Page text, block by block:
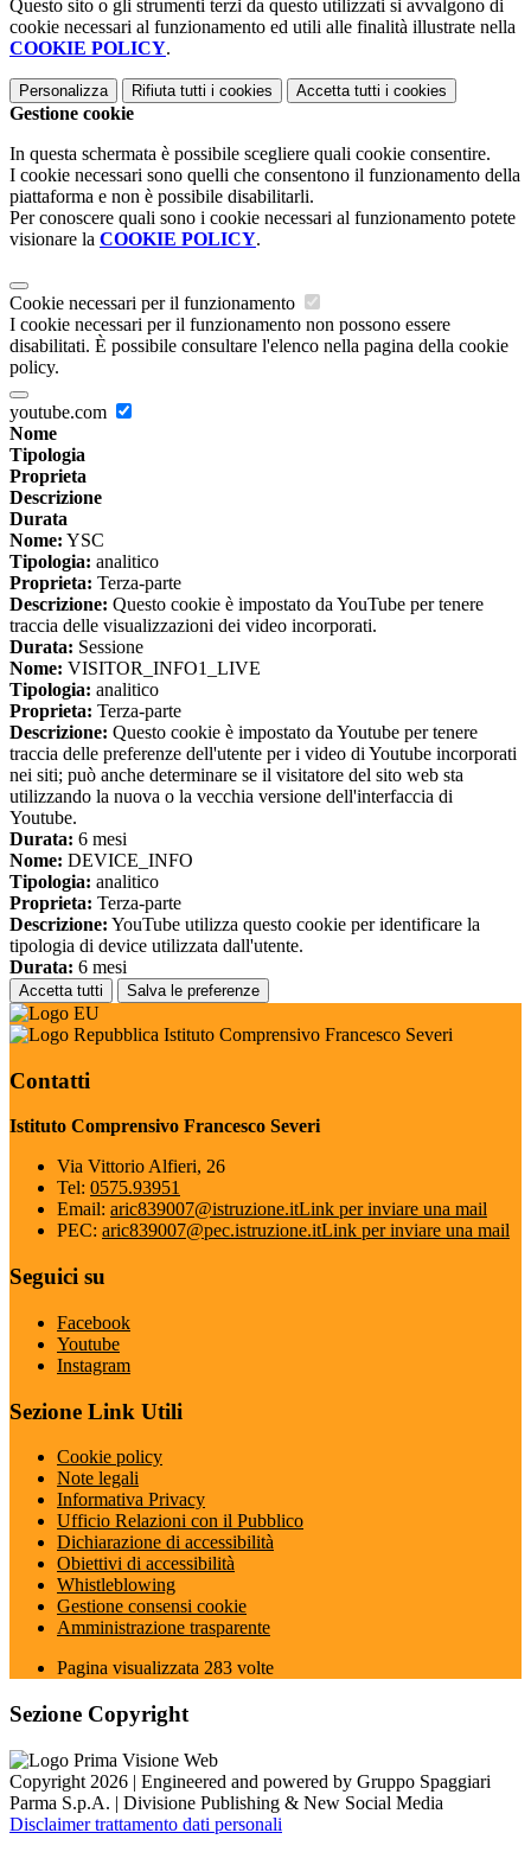
Questo sito o gli strumenti terzi da questo utilizzati si avvalgono di
cookie necessari al funzionamento ed utili alle finalità illustrate nella
COOKIE POLICY.
Personalizza Rifiuta tutti i cookies Accetta tutti i cookies
Gestione cookie
In questa schermata è possibile scegliere quali cookie consentire.
I cookie necessari sono quelli che consentono il funzionamento della
piattaforma e non è possibile disabilitarli.
Per conoscere quali sono i cookie necessari al funzionamento potete
visionare la COOKIE POLICY.
Cookie necessari per il funzionamento
I cookie necessari per il funzionamento non possono essere
disabilitati. È possibile consultare l'elenco nella pagina della cookie
policy.
youtube.com
Nome
Tipologia
Proprieta
Descrizione
Durata
Nome: YSC
Tipologia: analitico
Proprieta: Terza-parte
Descrizione: Questo cookie è impostato da YouTube per tenere
traccia delle visualizzazioni dei video incorporati.
Durata: Sessione
Nome: VISITOR_INFO1_LIVE
Tipologia: analitico
Proprieta: Terza-parte
Descrizione: Questo cookie è impostato da Youtube per tenere
traccia delle preferenze dell'utente per i video di Youtube incorporati
nei siti; può anche determinare se il visitatore del sito web sta
utilizzando la nuova o la vecchia versione dell'interfaccia di
Youtube.
Durata: 6 mesi
Nome: DEVICE_INFO
Tipologia: analitico
Proprieta: Terza-parte
Descrizione: YouTube utilizza questo cookie per identificare la
tipologia di device utilizzata dall'utente.
Durata: 6 mesi
Accetta tutti Salva le preferenze
Istituto Comprensivo Francesco Severi
Contatti
Istituto Comprensivo Francesco Severi
Via Vittorio Alfieri, 26
Tel: 0575.93951
Email: aric839007@istruzione.itLink per inviare una mail
PEC: aric839007@pec.istruzione.itLink per inviare una mail
Seguici su
Facebook
Youtube
Instagram
Sezione Link Utili
Cookie policy
Note legali
Informativa Privacy
Ufficio Relazioni con il Pubblico
Dichiarazione di accessibilità
Obiettivi di accessibilità
Whistleblowing
Gestione consensi cookie
Amministrazione trasparente
Pagina visualizzata 283 volte
Sezione Copyright
Copyright 2026 | Engineered and powered by Gruppo Spaggiari
Parma S.p.A. | Divisione Publishing & New Social Media
Disclaimer trattamento dati personali